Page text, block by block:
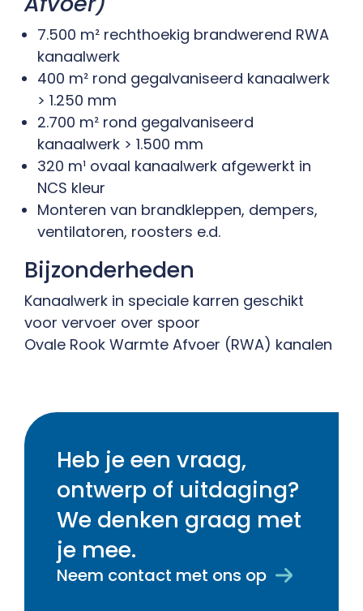
7.500 m² rechthoekig brandwerend RWA
kanaalwerk
400 m² rond gegalvaniseerd kanaalwerk
> 1.250 mm
2.700 m² rond gegalvaniseerd
kanaalwerk > 1.500 mm
320 m¹ ovaal kanaalwerk afgewerkt in
NCS kleur
Monteren van brandkleppen, dempers,
ventilatoren, roosters e.d.
Bijzonderheden
Kanaalwerk in speciale karren geschikt
voor vervoer over spoor
Ovale Rook Warmte Afvoer (RWA) kanalen
Heb je een vraag,
ontwerp of uitdaging?
We denken graag met
je mee.
Neem contact met ons op